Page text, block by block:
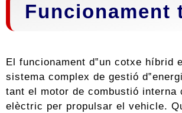
Funcionament
El funcionament d‟un cotxe híbrid
sistema complex de gestió
tant el motor de combustió interna
elèctric per propulsar el vehicle.